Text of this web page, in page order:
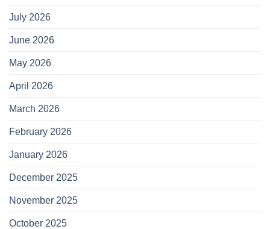
July 2026
June 2026
May 2026
April 2026
March 2026
February 2026
January 2026
December 2025
November 2025
October 2025